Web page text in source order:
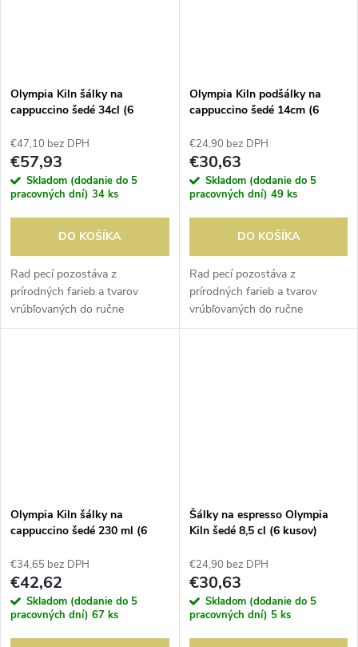
Olympia Kiln šálky na
cappuccino šedé 34cl (6
€47,10 bez DPH
€57,93
Skladom (dodanie do 5
pracovných dní) 34 ks
DO KOŠÍKA
Rad pecí pozostáva z
prírodných farieb a tvarov
vrúbľovaných do ručne
vyrábaného porcelánu.
Olympia Kiln podšálky na
cappuccino šedé 14cm (6
€24,90 bez DPH
€30,63
Skladom (dodanie do 5
pracovných dní) 49 ks
DO KOŠÍKA
Rad pecí pozostáva z
prírodných farieb a tvarov
vrúbľovaných do ručne
vyrábaného porcelánu.
Olympia Kiln šálky na
cappuccino šedé 230 ml (6
€34,65 bez DPH
€42,62
Skladom (dodanie do 5
pracovných dní) 67 ks
Šálky na espresso Olympia
Kiln šedé 8,5 cl (6 kusov)
€24,90 bez DPH
€30,63
Skladom (dodanie do 5
pracovných dní) 5 ks